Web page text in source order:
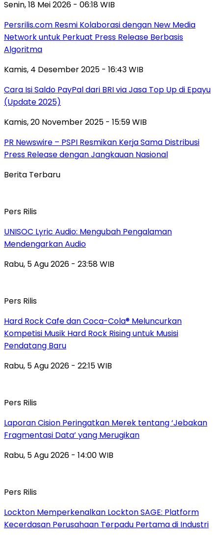
Senin, 18 Mei 2026 - 06:18 WIB
Persrilis.com Resmi Kolaborasi dengan New Media
Network untuk Perkuat Press Release Berbasis
Algoritma
Kamis, 4 Desember 2025 - 16:43 WIB
Cara Isi Saldo PayPal dari BRI via Jasa Top Up di Epayu
(Update 2025)
Kamis, 20 November 2025 - 15:59 WIB
PR Newswire – PSPI Resmikan Kerja Sama Distribusi
Press Release dengan Jangkauan Nasional
Berita Terbaru
Pers Rilis
UNISOC Lyric Audio: Mengubah Pengalaman
Mendengarkan Audio
Rabu, 5 Agu 2026 - 23:58 WIB
Pers Rilis
Hard Rock Cafe dan Coca-Cola® Meluncurkan
Kompetisi Musik Hard Rock Rising untuk Musisi
Pendatang Baru
Rabu, 5 Agu 2026 - 22:15 WIB
Pers Rilis
Laporan Cision Peringatkan Merek tentang ‘Jebakan
Fragmentasi Data’ yang Merugikan
Rabu, 5 Agu 2026 - 14:00 WIB
Pers Rilis
Lockton Memperkenalkan Lockton SAGE: Platform
Kecerdasan Perusahaan Terpadu Pertama di Industri